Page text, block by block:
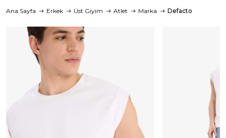
Ana Sayfa Erkek Üst Giyim Atlet Marka Defacto